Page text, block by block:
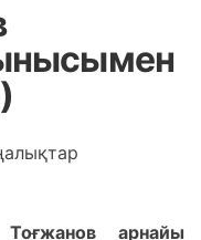
aрнaйы